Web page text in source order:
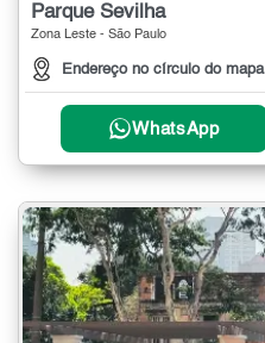
Parque Sevilha
Zona Leste - São Paulo
Endereço no círculo do mapa
WhatsApp